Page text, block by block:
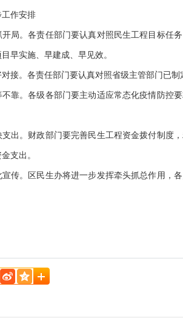
作安排
开局。各责任部门要认真对照民生工程目标
早实施、早建成、早见效。
对接。各责任部门要认真对照省级主管部门已
不靠。各级各部门要主动适应常态化疫情防
支出。财政部门要完善民生工程资金拨付制
支出。
宣传。区民生办将进一步发挥牵头抓总作用